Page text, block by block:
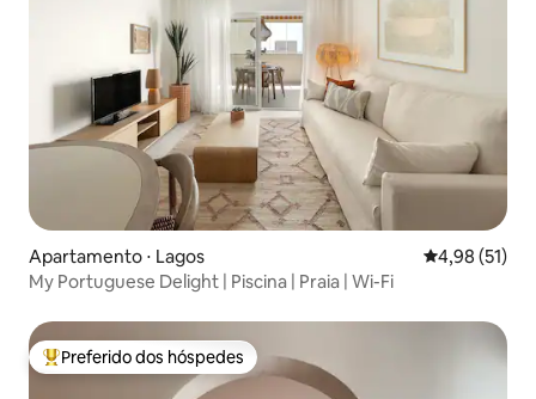
Apartamento ⋅ Lagos 4,98 de uma
4,98 (51)
My Portuguese Delight | Piscina | Praia | Wi-Fi
Entre os melhores preferidos dos hóspedes
Preferido dos hóspedes